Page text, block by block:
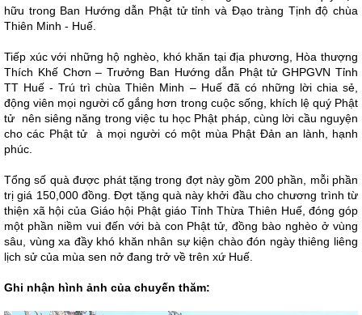
hữu trong Ban Hướng dẫn Phật tử tỉnh và Đạo tràng Tịnh độ chùa
Thiên Minh - Huế.
Tiếp xúc với những hộ nghèo, khó khăn tại địa phương, Hòa thượng
Thích Khế Chơn – Trưởng Ban Hướng dẫn Phật tử GHPGVN Tỉnh
TT Huế - Trú trì chùa Thiên Minh – Huế đã có những lời chia sẻ,
động viên mọi người cố gắng hơn trong cuộc sống, khích lệ quý Phật
tử nên siêng năng trong việc tu học Phật pháp, cùng lời cầu nguyện
cho các Phật tử à mọi người có một mùa Phật Đản an lành, hạnh
phúc.
Tổng số quà được phát tặng trong đợt này gồm 200 phần, mỗi phần
trị giá 150,000 đồng. Đợt tặng quà này khởi đầu cho chương trình từ
thiện xã hội của Giáo hội Phật giáo Tỉnh Thừa Thiên Huế, đóng góp
một phần niềm vui đến với bà con Phật tử, đồng bào nghèo ở vùng
sâu, vùng xa đầy khó khăn nhân sự kiện chào đón ngày thiêng liêng
lịch sử của mùa sen nở đang trở về trên xứ Huế.
Ghi nhận hình ảnh của chuyến thăm: